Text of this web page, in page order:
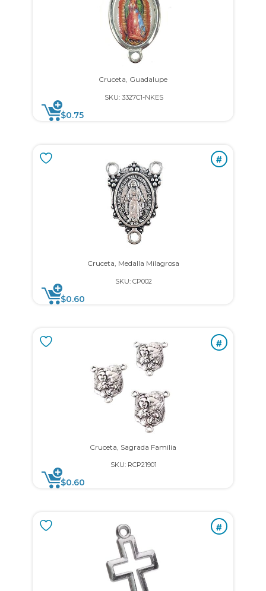
Cruceta, Guadalupe
SKU: 3327C1-NKES
$0.75
#
Cruceta, Medalla Milagrosa
SKU: CP002
$0.60
#
Cruceta, Sagrada Familia
SKU: RCP21901
$0.60
#